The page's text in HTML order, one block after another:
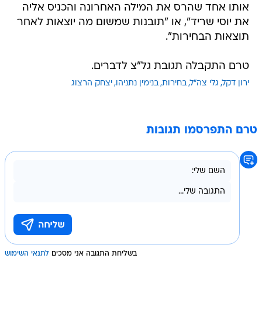
אותו אחד שהרס את המילה האחרונה והכניס אליה
את יוסי שריד", או "תובנות שמשום מה יוצאות לאחר
תוצאות הבחירות".
טרם התקבלה תגובת גל"צ לדברים.
ירון דקל גלי צה"ל בחירות בנימין נתניהו יצחק הרצוג
טרם התפרסמו תגובות
בשליחת התגובה אני מסכים לתנאי השימוש